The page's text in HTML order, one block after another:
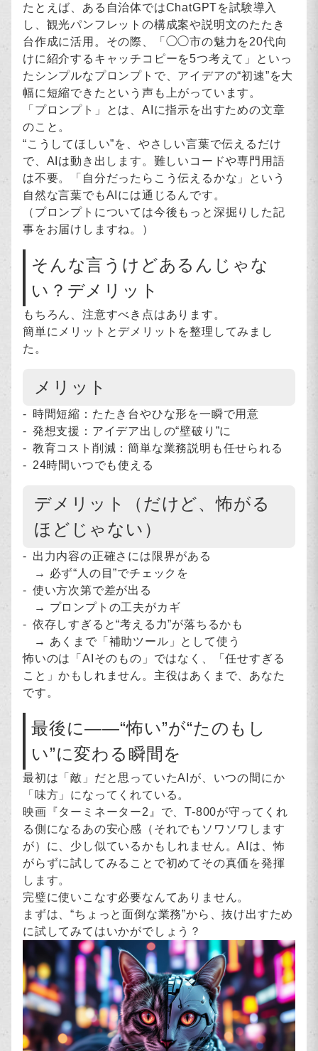
たとえば、ある自治体ではChatGPTを試験導入
し、観光パンフレットの構成案や説明文のたたき
台作成に活用。その際、「◯◯市の魅力を20代向
けに紹介するキャッチコピーを5つ考えて」といっ
たシンプルなプロンプトで、アイデアの“初速”を大
幅に短縮できたという声も上がっています。
「プロンプト」とは、AIに指示を出すための文章
のこと。
“こうしてほしい”を、やさしい言葉で伝えるだけ
で、AIは動き出します。難しいコードや専門用語
は不要。「自分だったらこう伝えるかな」という
自然な言葉でもAIには通じるんです。
（プロンプトについては今後もっと深掘りした記
事をお届けしますね。）
そんな言うけどあるんじゃな
い？デメリット
もちろん、注意すべき点はあります。
簡単にメリットとデメリットを整理してみまし
た。
メリット
時間短縮：たたき台やひな形を一瞬で用意
発想支援：アイデア出しの“壁破り”に
教育コスト削減：簡単な業務説明も任せられる
24時間いつでも使える
デメリット（だけど、怖がる
ほどじゃない）
出力内容の正確さには限界がある
→ 必ず“人の目”でチェックを
使い方次第で差が出る
→ プロンプトの工夫がカギ
依存しすぎると“考える力”が落ちるかも
→ あくまで「補助ツール」として使う
怖いのは「AIそのもの」ではなく、「任せすぎる
こと」かもしれません。主役はあくまで、あなた
です。
最後に——“怖い”が“たのもし
い”に変わる瞬間を
最初は「敵」だと思っていたAIが、いつの間にか
「味方」になってくれている。
映画『ターミネーター2』で、T-800が守ってくれ
る側になるあの安心感（それでもソワソワします
が）に、少し似ているかもしれません。AIは、怖
がらずに試してみることで初めてその真価を発揮
します。
完璧に使いこなす必要なんてありません。
まずは、“ちょっと面倒な業務”から、抜け出すため
に試してみてはいかがでしょう？